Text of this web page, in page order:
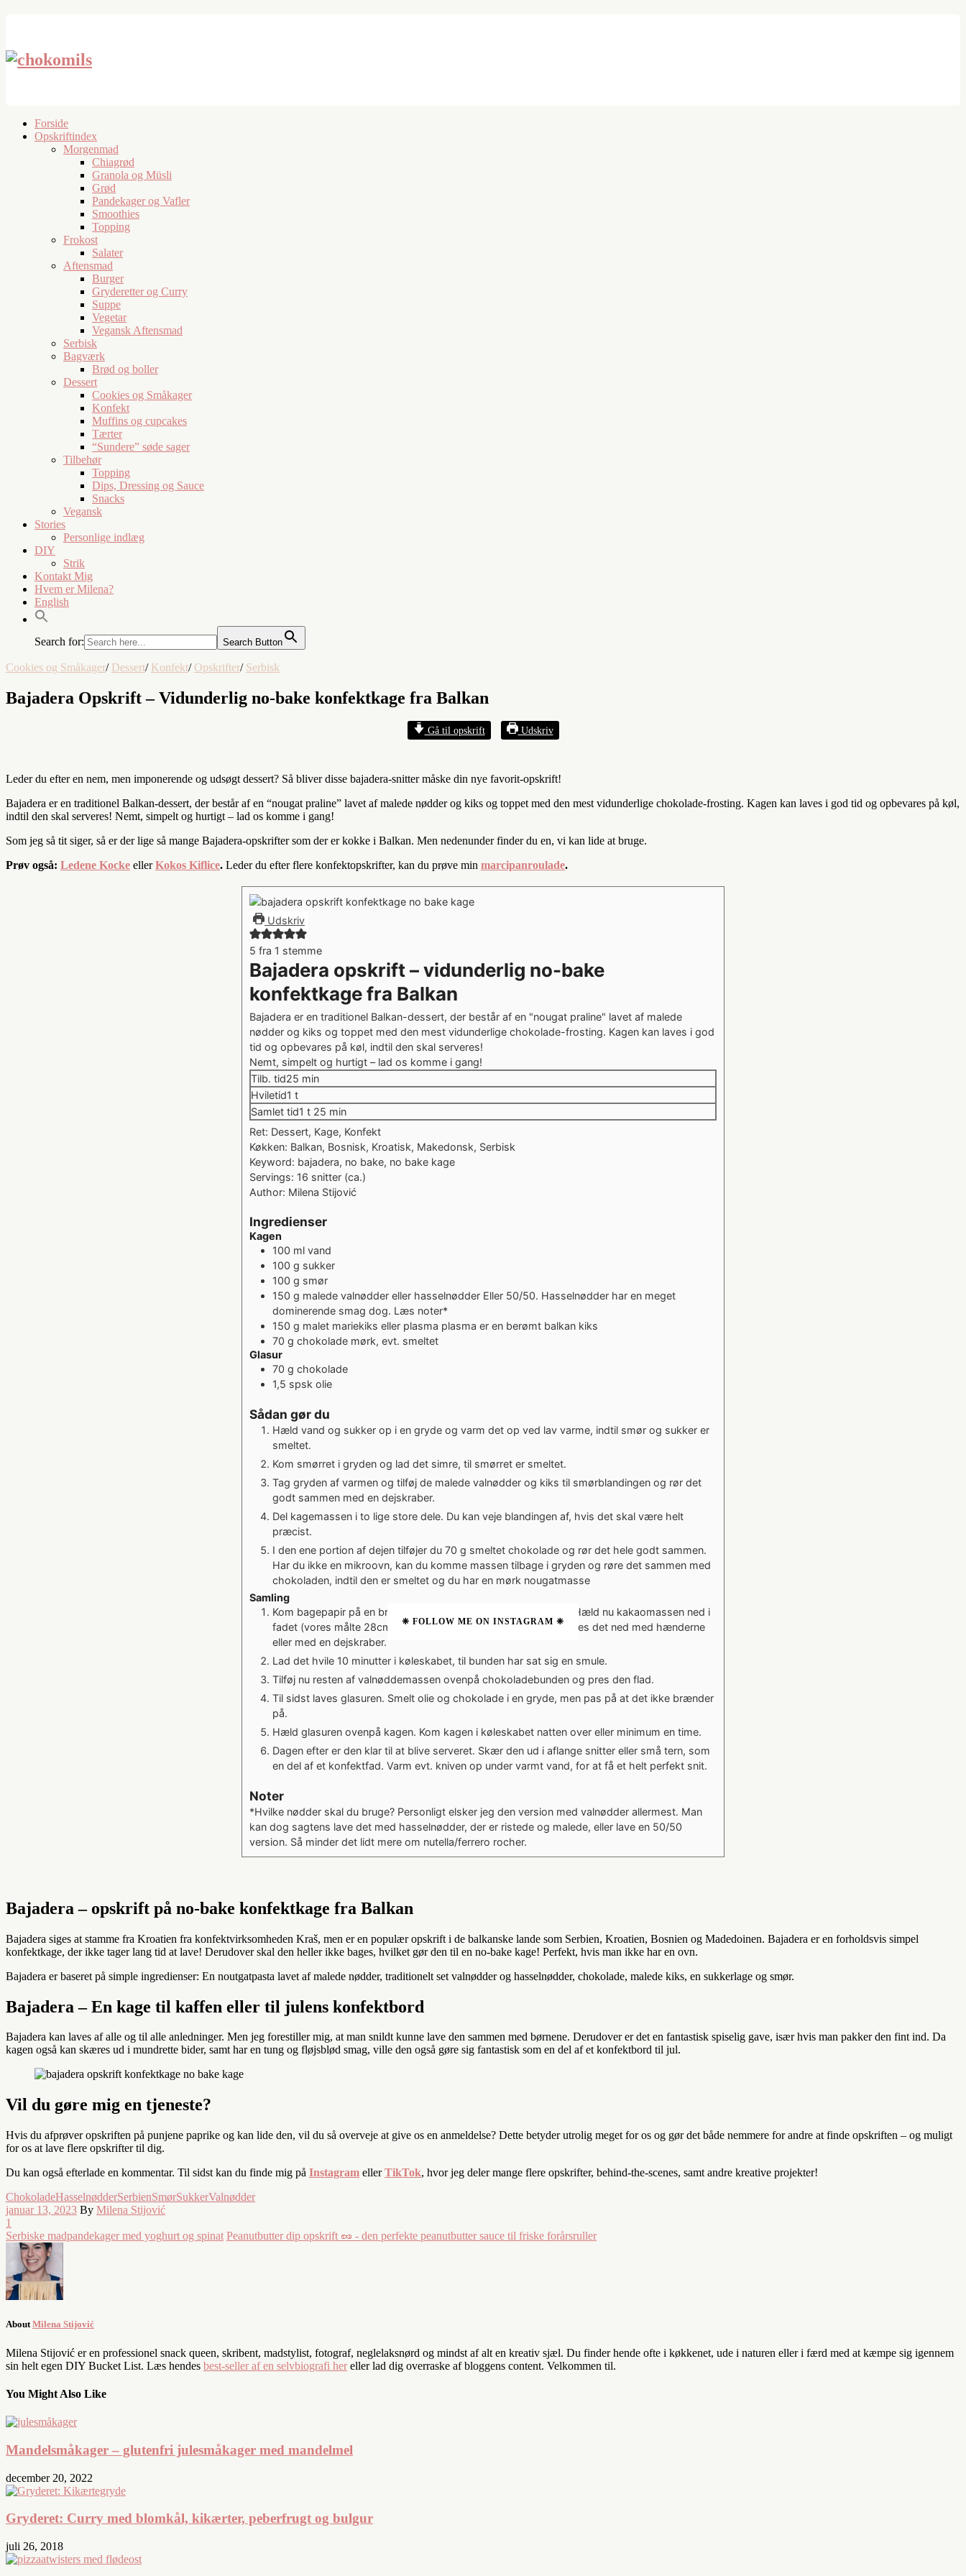
Forside
Opskriftindex
Morgenmad
Chiagrød
Granola og Müsli
Grød
Pandekager og Vafler
Smoothies
Topping
Frokost
Salater
Aftensmad
Burger
Gryderetter og Curry
Suppe
Vegetar
Vegansk Aftensmad
Serbisk
Bagværk
Brød og boller
Dessert
Cookies og Småkager
Konfekt
Muffins og cupcakes
Tærter
“Sundere” søde sager
Tilbehør
Topping
Dips, Dressing og Sauce
Snacks
Vegansk
Stories
Personlige indlæg
DIY
Strik
Kontakt Mig
Hvem er Milena?
English
Search for: Search Button
Cookies og Småkager/ Dessert/ Konfekt/ Opskrifter/ Serbisk
Bajadera Opskrift – Vidunderlig no-bake konfektkage fra Balkan
Gå til opskrift Udskriv
Leder du efter en nem, men imponerende og udsøgt dessert? Så bliver disse bajadera-snitter måske din nye favorit-opskrift!
Bajadera er en traditionel Balkan-dessert, der består af en “nougat praline” lavet af malede nødder og kiks og toppet med den mest vidunderlige chokolade-frosting. Kagen kan laves i god tid og opbevares på køl,
indtil den skal serveres! Nemt, simpelt og hurtigt – lad os komme i gang!
Som jeg så tit siger, så er der lige så mange Bajadera-opskrifter som der er kokke i Balkan. Men nedenunder finder du en, vi kan lide at bruge.
Prøv også: Ledene Kocke ellerKokos Kiflice. Leder du efter flere konfektopskrifter, kan du prøve min marcipanroulade.
Udskriv
5 fra 1 stemme
Bajadera opskrift – vidunderlig no-bake
konfektkage fra Balkan
Bajadera er en traditionel Balkan-dessert, der består af en "nougat praline" lavet af malede
nødder og kiks og toppet med den mest vidunderlige chokolade-frosting. Kagen kan laves i god
tid og opbevares på køl, indtil den skal serveres!
Nemt, simpelt og hurtigt – lad os komme i gang!
Tilb. tid25 minutter
min
Hviletid1 time
t
Samlet tid1 time
t 25 minutter
min
Ret: Dessert, Kage, Konfekt
Køkken: Balkan, Bosnisk, Kroatisk, Makedonsk, Serbisk
Keyword: bajadera, no bake, no bake kage
Servings: 16 snitter (ca.)
Author: Milena Stijović
Ingredienser
Kagen
100 ml vand
100 g sukker
100 g smør
150 g malede valnødder eller hasselnødder Eller 50/50. Hasselnødder har en meget
dominerende smag dog. Læs noter*
150 g malet mariekiks eller plasma plasma er en berømt balkan kiks
70 g chokolade mørk, evt. smeltet
Glasur
70 g chokolade
1,5 spsk olie
Sådan gør du
Hæld vand og sukker op i en gryde og varm det op ved lav varme, indtil smør og sukker er
smeltet.
Kom smørret i gryden og lad det simre, til smørret er smeltet.
Tag gryden af varmen og tilføj de malede valnødder og kiks til smørblandingen og rør det
godt sammen med en dejskraber.
Del kagemassen i to lige store dele. Du kan veje blandingen af, hvis det skal være helt
præcist.
I den ene portion af dejen tilføjer du 70 g smeltet chokolade og rør det hele godt sammen.
Har du ikke en mikroovn, kan du komme massen tilbage i gryden og røre det sammen med
chokoladen, indtil den er smeltet og du har en mørk nougatmasse
Samling
Kom bagepapir på en bradepande, silikoneform eller tærtefad. Hæld nu kakaomassen ned i
fadet (vores målte 28cm x 13cm, men brug hvad du har), og pres det ned med hænderne
eller med en dejskraber.
Lad det hvile 10 minutter i køleskabet, til bunden har sat sig en smule.
Tilføj nu resten af valnøddemassen ovenpå chokoladebunden og pres den flad.
Til sidst laves glasuren. Smelt olie og chokolade i en gryde, men pas på at det ikke brænder
på.
Hæld glasuren ovenpå kagen. Kom kagen i køleskabet natten over eller minimum en time.
Dagen efter er den klar til at blive serveret. Skær den ud i aflange snitter eller små tern, som
en del af et konfektfad. Varm evt. kniven op under varmt vand, for at få et helt perfekt snit.
Noter
*Hvilke nødder skal du bruge? Personligt elsker jeg den version med valnødder allermest. Man
kan dog sagtens lave det med hasselnødder, der er ristede og malede, eller lave en 50/50
version. Så minder det lidt mere om nutella/ferrero rocher.
Bajadera – opskrift på no-bake konfektkage fra Balkan
Bajadera siges at stamme fra Kroatien fra konfektvirksomheden Kraš, men er en populær opskrift i de balkanske lande som Serbien, Kroatien, Bosnien og Madedoinen. Bajadera er en forholdsvis simpel
konfektkage, der ikke tager lang tid at lave! Derudover skal den heller ikke bages, hvilket gør den til en no-bake kage! Perfekt, hvis man ikke har en ovn.
Bajadera er baseret på simple ingredienser: En noutgatpasta lavet af malede nødder, traditionelt set valnødder og hasselnødder, chokolade, malede kiks, en sukkerlage og smør.
Bajadera – En kage til kaffen eller til julens konfektbord
Bajadera kan laves af alle og til alle anledninger. Men jeg forestiller mig, at man snildt kunne lave den sammen med børnene. Derudover er det en fantastisk spiselig gave, især hvis man pakker den fint ind. Da
kagen også kan skæres ud i mundrette bider, samt har en tung og fløjsblød smag, ville den også gøre sig fantastisk som en del af et konfektbord til jul.
Vil du gøre mig en tjeneste?
Hvis du afprøver opskriften på punjene paprike og kan lide den, vil du så overveje at give os en anmeldelse? Dette betyder utrolig meget for os og gør det både nemmere for andre at finde opskriften – og muligt
for os at lave flere opskrifter til dig.
Du kan også efterlade en kommentar. Til sidst kan du finde mig på Instagram ellerTikTok, hvor jeg deler mange flere opskrifter, behind-the-scenes, samt andre kreative projekter!
ChokoladeHasselnødderSerbienSmørSukkerValnødder
januar 13, 2023 By Milena Stijović
1
Serbiske madpandekager med yoghurt og spinat Peanutbutter dip opskrift 🥜 - den perfekte peanutbutter sauce til friske forårsruller
About Milena Stijović
Milena Stijović er en professionel snack queen, skribent, madstylist, fotograf, neglelaksnørd og mindst af alt en kreativ sjæl. Du finder hende ofte i køkkenet, ude i naturen eller i færd med at kæmpe sig igennem
sin helt egen DIY Bucket List. Læs hendes best-seller af en selvbiografi her eller lad dig overraske af bloggens content. Velkommen til.
You Might Also Like
Mandelsmåkager – glutenfri julesmåkager med mandelmel
december 20, 2022
Gryderet: Curry med blomkål, kikærter, peberfrugt og bulgur
juli 26, 2018
❈ FOLLOW ME ON INSTAGRAM ❈